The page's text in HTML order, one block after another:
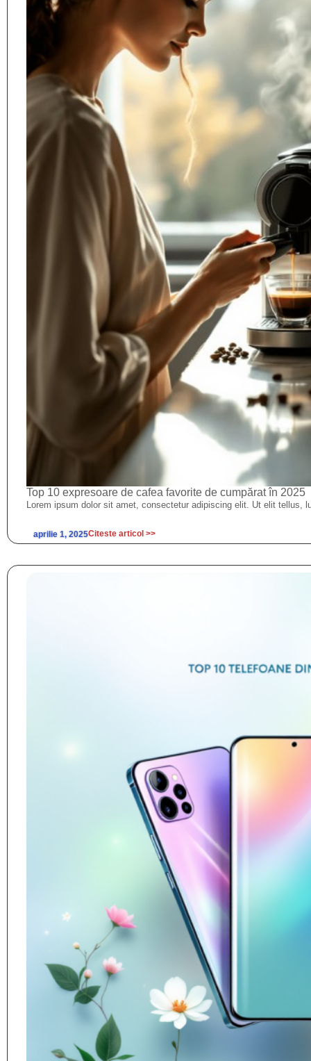
Top 10 expresoare de cafea favorite de cumpărat în 2025
Lorem ipsum dolor sit amet, consectetur adipiscing elit. Ut elit tellus,
aprilie 1, 2025Citeste articol >>